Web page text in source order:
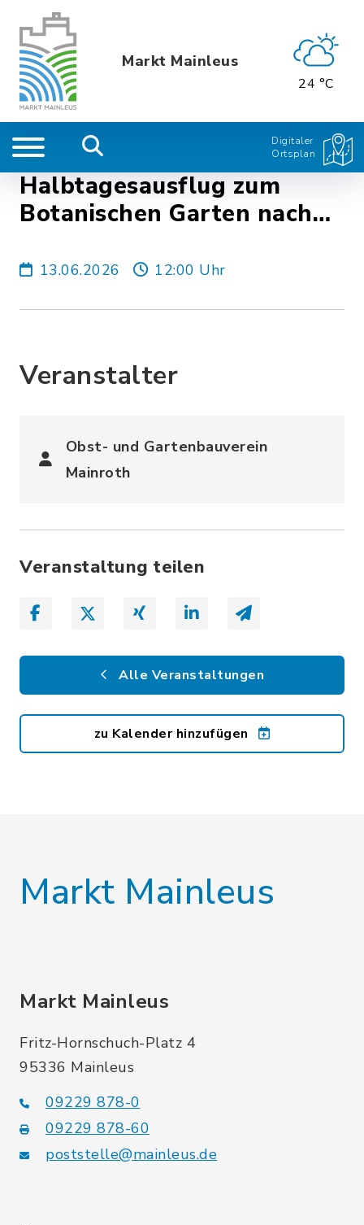
Markt Mainleus
24 °C
Digitaler
Ortsplan
Halbtagesausflug zum
Botanischen Garten nach
13.06.2026 12:00 Uhr
Veranstalter
Obst- und Gartenbauverein
Mainroth
Veranstaltung teilen
Alle Veranstaltungen
zu Kalender hinzufügen
Markt Mainleus
Markt Mainleus
Fritz-Hornschuch-Platz 4
95336 Mainleus
09229 878-0
09229 878-60
poststelle@mainleus.de